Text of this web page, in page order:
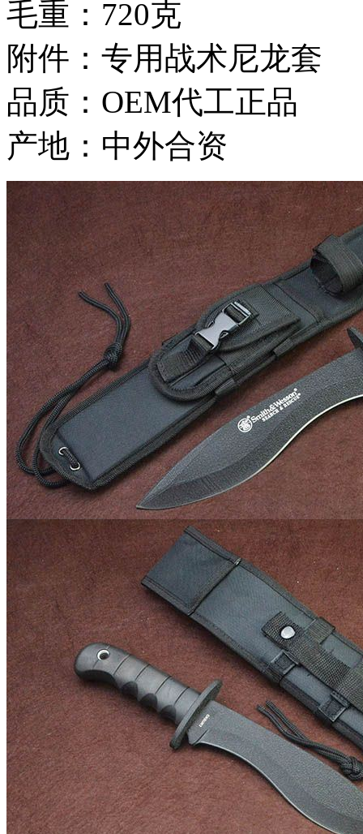
毛重：720克
附件：专用战术尼龙套
品质：OEM代工正品
产地：中外合资